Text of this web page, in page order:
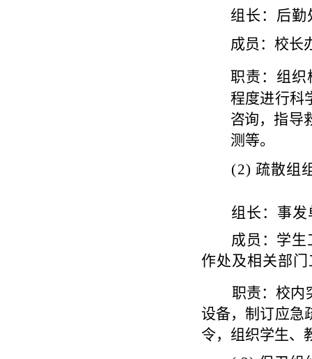
组 长：后勤
成员：校长
职责：组织
程度进行科
咨询，指导
测等。
(2) 疏散组
组 长：事
成员：学生
作处及相关部
职责：校内
设备，制订应急
令，组织学生、